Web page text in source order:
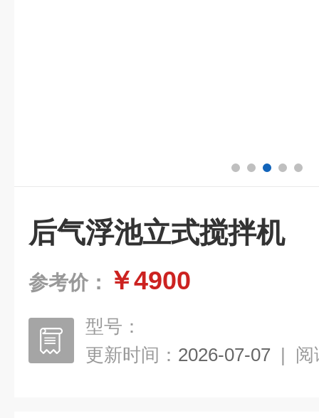
后气浮池立式搅拌机
参考价： ￥4900
型号：
更新时间： 2026-07-07 | 阅